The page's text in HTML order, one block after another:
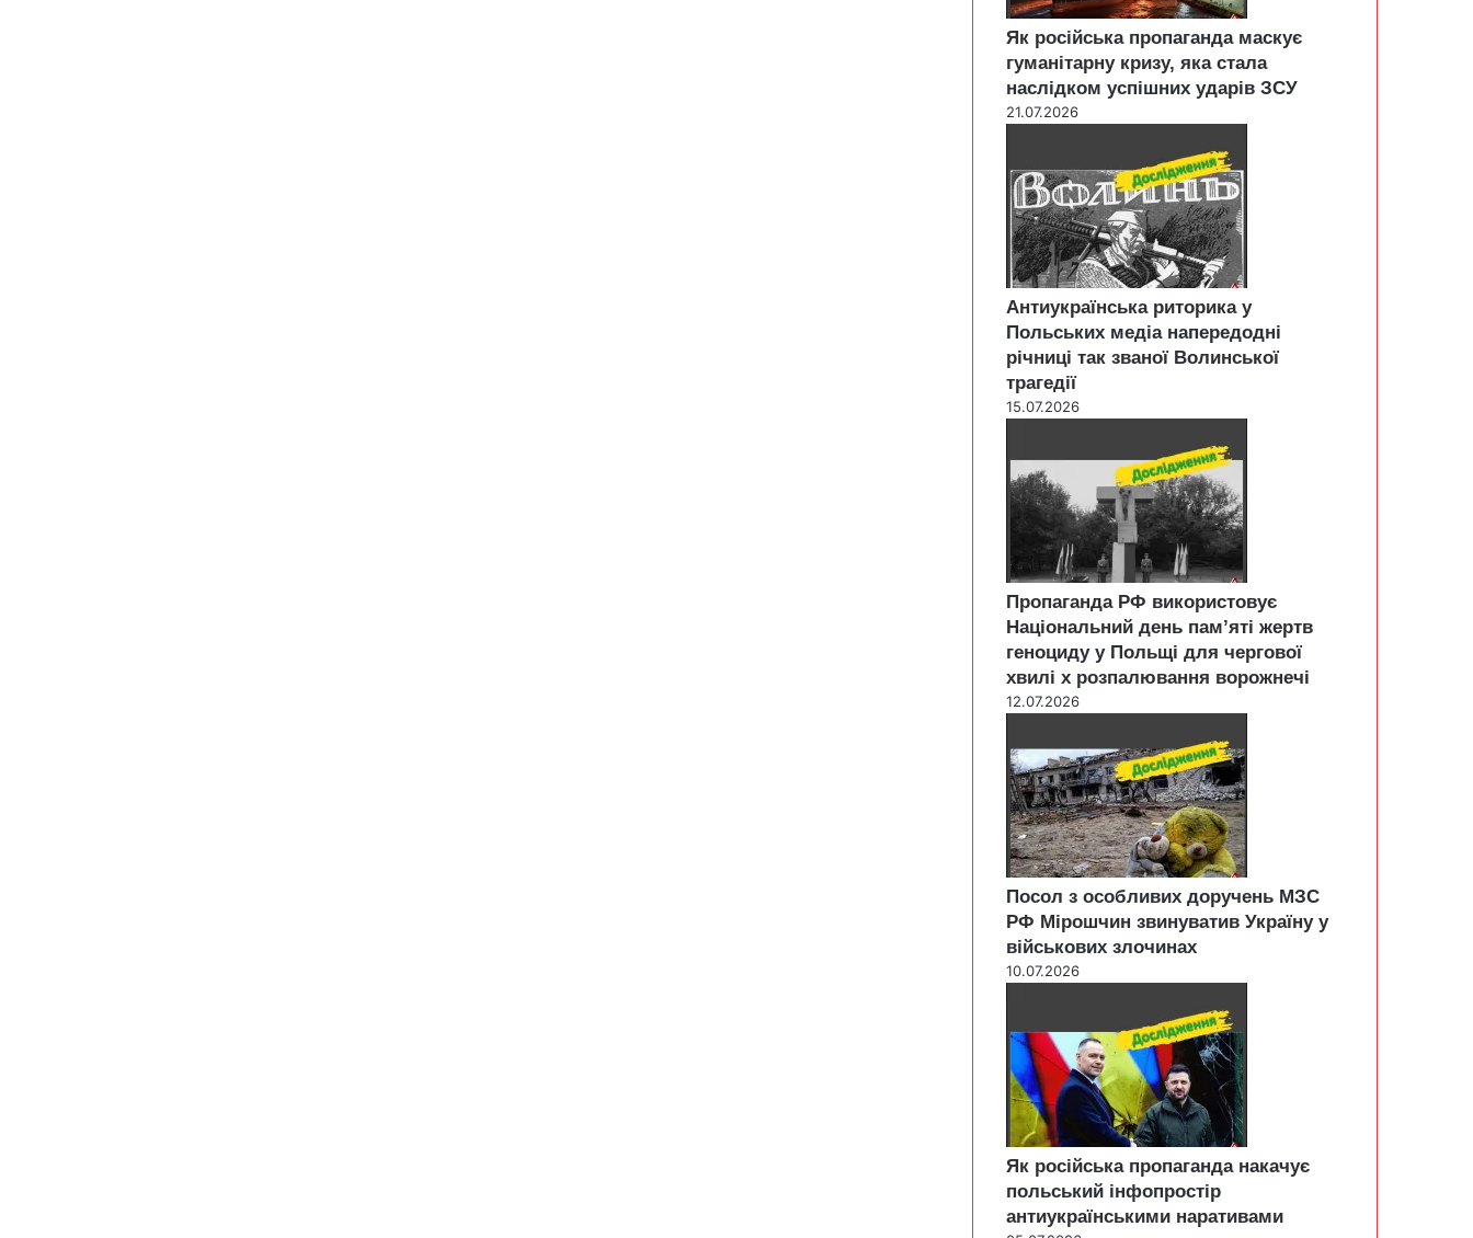
Як російська пропаганда маскує
гуманітарну кризу, яка стала
наслідком успішних ударів ЗСУ
21.07.2026
Антиукраїнська риторика у
Польських медіа напередодні
річниці так званої Волинської
трагедії
15.07.2026
Пропаганда РФ використовує
Національний день пам’яті жертв
геноциду у Польщі для чергової
хвилі х розпалювання ворожнечі
12.07.2026
Посол з особливих доручень МЗС
РФ Мірошчин звинуватив Україну у
військових злочинах
10.07.2026
Як російська пропаганда накачує
польський інфопростір
антиукраїнськими наративами